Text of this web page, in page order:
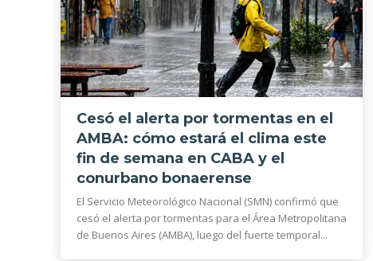
Cesó el alerta por tormentas en el
AMBA: cómo estará el clima este
fin de semana en CABA y el
conurbano bonaerense
El Servicio Meteorológico Nacional (SMN) confirmó que
cesó el alerta por tormentas para el Área Metropolitana
de Buenos Aires (AMBA), luego del fuerte temporal...